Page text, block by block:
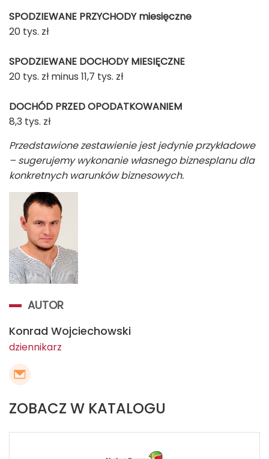
SPODZIEWANE PRZYCHODY miesięczne
20 tys. zł
SPODZIEWANE DOCHODY MIESIĘCZNE
20 tys. zł minus 11,7 tys. zł
DOCHÓD PRZED OPODATKOWANIEM
8,3 tys. zł
Przedstawione zestawienie jest jedynie przykładowe
– sugerujemy wykonanie własnego biznesplanu dla
konkretnych warunków biznesowych.
AUTOR
Konrad Wojciechowski
dziennikarz
ZOBACZ W KATALOGU